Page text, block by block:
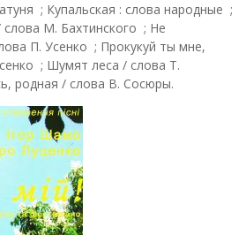
; Купальская : слова народные ;
слова М. Бахтинского ; Не
П. Усенко ; Прокукуй ты мне,
; Шумят леса / слова Т.
родная / слова В. Сосюры.